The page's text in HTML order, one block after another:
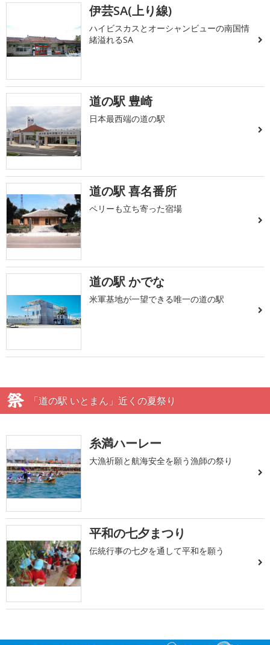
伊芸SA(上り線)
ハイビスカスとオーシャンビューの南国情
緒溢れるSA
道の駅 豊崎
日本最西端の道の駅
道の駅 喜名番所
ペリーも立ち寄った宿場
道の駅 かでな
米軍基地が一望できる唯一の道の駅
「道の駅 いとまん」近くの夏祭り
糸満ハーレー
大漁祈願と航海安全を願う漁師の祭り
平和の七夕まつり
伝統行事の七夕を通して平和を願う